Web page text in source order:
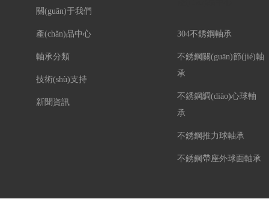
關(guān)于我們
產(chǎn)品中心
軸承分類
技術(shù)支持
新聞資訊
304不銹鋼軸承
不銹鋼關(guān)節(jié)軸
承
不銹鋼調(diào)心球軸
承
不銹鋼推力球軸承
不銹鋼帶座外球面軸承